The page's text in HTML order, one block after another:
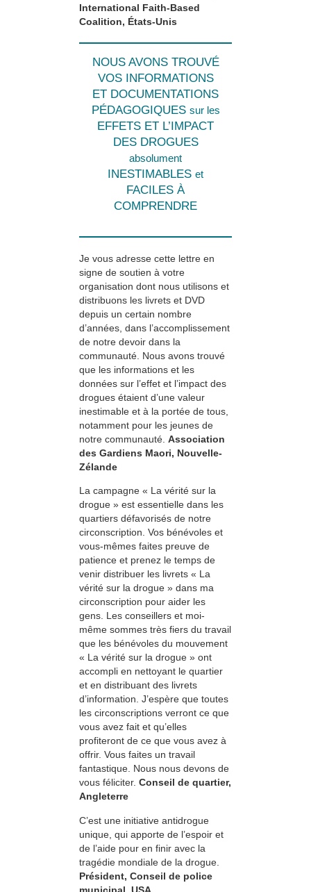
International Faith-Based
Coalition, États-Unis
NOUS AVONS TROUVÉ
VOS INFORMATIONS
ET DOCUMENTATIONS
PÉDAGOGIQUES sur les
EFFETS ET L’IMPACT
DES DROGUES
absolument
INESTIMABLES et
FACILES À
COMPRENDRE
Je vous adresse cette lettre en
signe de soutien à votre
organisation dont nous utilisons et
distribuons les livrets et DVD
depuis un certain nombre
d’années, dans l’accomplissement
de notre devoir dans la
communauté. Nous avons trouvé
que les informations et les
données sur l’effet et l’impact des
drogues étaient d’une valeur
inestimable et à la portée de tous,
notamment pour les jeunes de
notre communauté. Association
des Gardiens Maori, Nouvelle-
Zélande
La campagne « La vérité sur la
drogue » est essentielle dans les
quartiers défavorisés de notre
circonscription. Vos bénévoles et
vous-mêmes faites preuve de
patience et prenez le temps de
venir distribuer les livrets « La
vérité sur la drogue » dans ma
circonscription pour aider les
gens. Les conseillers et moi-
même sommes très fiers du travail
que les bénévoles du mouvement
« La vérité sur la drogue » ont
accompli en nettoyant le quartier
et en distribuant des livrets
d’information. J’espère que toutes
les circonscriptions verront ce que
vous avez fait et qu’elles
profiteront de ce que vous avez à
offrir. Vous faites un travail
fantastique. Nous nous devons de
vous féliciter. Conseil de quartier,
Angleterre
C’est une initiative antidrogue
unique, qui apporte de l’espoir et
de l’aide pour en finir avec la
tragédie mondiale de la drogue.
Président, Conseil de police
municipal, USA